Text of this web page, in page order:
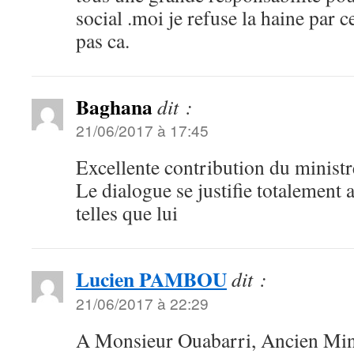
social .moi je refuse la haine par
pas ca.
Baghanadit :
21/06/2017 à 17:45
Excellente contribution du
Le dialogue se justifie totalement
telles que lui
Lucien PAMBOUdit :
21/06/2017 à 22:29
A Monsieur Ouabarri, Ancien